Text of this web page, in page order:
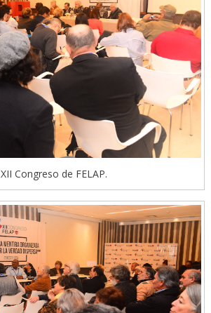
XII Congreso de FELAP.